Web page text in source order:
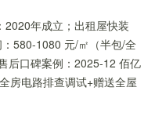
年成立；出租屋快装
580-1080 元/㎡（半包/全
后口碑案例：2025-12 佰亿
房电路排查调试+赠送全屋